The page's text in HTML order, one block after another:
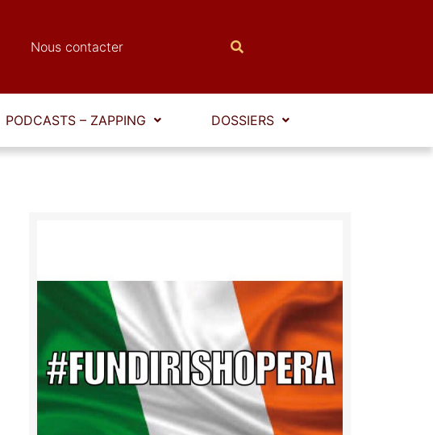
Nous contacter
PODCASTS – ZAPPING DOSSIERS